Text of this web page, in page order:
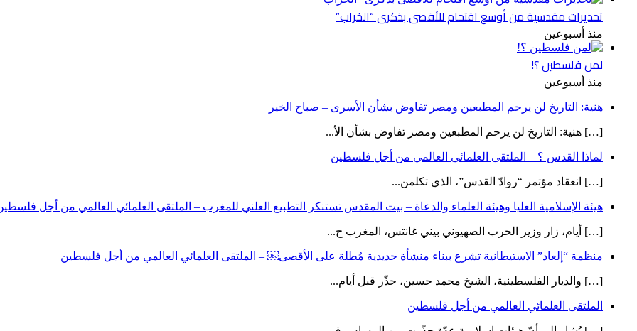
تحذيرات مقدسية من أوسع اقتحام للأقصى بذكرى “الخراب”
منذ أسبوعين
لمن فلسطين ؟!
منذ أسبوعين
هنية: التاريخ لن يرحم المطبعين ومصر تفاوض بشأن الأسرى – صباح الخير
[…] هنية: التاريخ لن يرحم المطبعين ومصر تفاوض بشأن الأ...
لماذا القدس ؟ – الملتقى العلمائي العالمي من أجل فلسطين
[…] انعقاد مؤتمر “روادّ القدس”، الذي تكلمن...
هيئة الإسلامية العليا وهيئة العلماء والدعاة – بيت المقدس تستنكر التطبيع العلني للمغرب – الملتقى العلمائي العالمي من أجل
[…] أيام، زار وزير الحرب الصهيوني بيني غانتس، المغرب ح...
منظمة “إلعاد” الاستيطانية تشرع ببناء منشأة حديدية مُطلة على الأقصى￼ – الملتقى العلمائي العالمي من أجل فلسطين
[…] والديار الفلسطينية، الشيخ محمد حسين، حذّر قبل أيام...
الملتقى العلمائي العالمي من أجل فلسطين